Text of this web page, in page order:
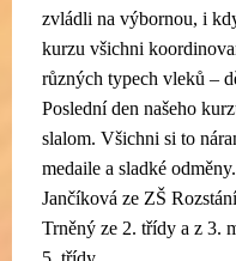
zvládli na výbornou, i
kurzu všichni
různých typech vleků –
Poslední den našeho
slalom. Všichni si to
medaile a sladké
Jančíková ze ZŠ
Trněný ze 2. třídy a z 3.